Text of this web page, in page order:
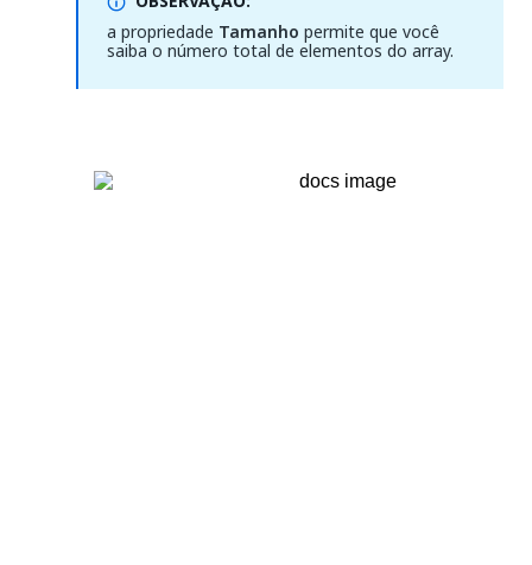
a propriedade Tamanho permite que você
saiba o número total de elementos do array.